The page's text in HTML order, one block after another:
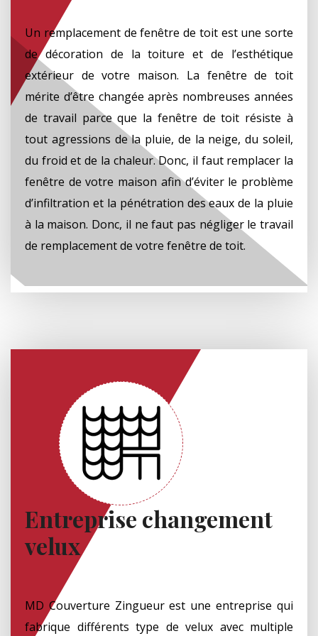
Un remplacement de fenêtre de toit est une sorte
de décoration de la toiture et de l’esthétique
extérieur de votre maison. La fenêtre de toit
mérite d’être changée après nombreuses années
de travail parce que la fenêtre de toit résiste à
tout agressions de la pluie, de la neige, du soleil,
du froid et de la chaleur. Donc, il faut remplacer la
fenêtre de votre maison afin d’éviter le problème
d’infiltration et la pénétration des eaux de la pluie
à la maison. Donc, il ne faut pas négliger le travail
de remplacement de votre fenêtre de toit.
Entreprise changement
velux
MD Couverture Zingueur est une entreprise qui
fabrique différents type de velux avec multiple